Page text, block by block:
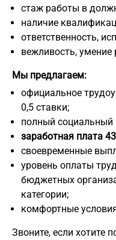
стаж работы в
наличие
ответственность,
вежливость,
Мы предлагаем:
официальное
0,5 ставки;
полный социальный
заработная плата
своевременные
уровень оплаты
бюджетных
категории;
комфортные
Звоните, если хотите